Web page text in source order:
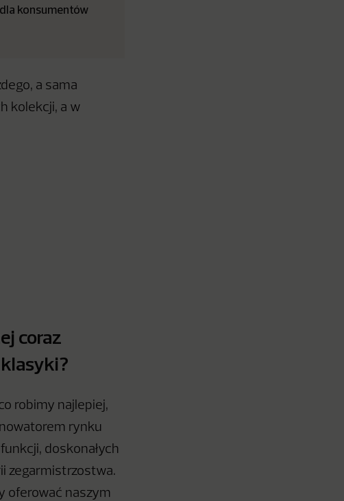
konsumentów
a sama
kolekcji, a w
coraz
robimy najlepiej,
rynku
doskonałych
zegarmistrzostwa.
oferować naszym